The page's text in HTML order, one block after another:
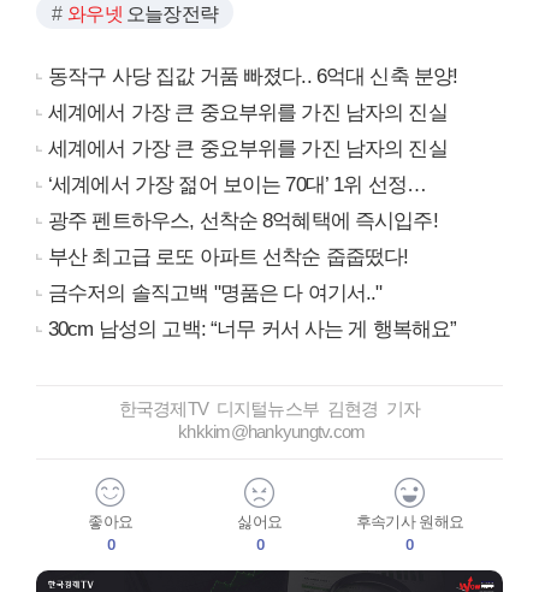
와우넷 오늘장전략
동작구 사당 집값 거품 빠졌다.. 6억대 신축 분양!
세계에서 가장 큰 중요부위를 가진 남자의 진실
세계에서 가장 큰 중요부위를 가진 남자의 진실
‘세계에서 가장 젊어 보이는 70대’ 1위 선정…
광주 펜트하우스, 선착순 8억혜택에 즉시입주!
부산 최고급 로또 아파트 선착순 줍줍떴다!
금수저의 솔직고백 "명품은 다 여기서.."
30cm 남성의 고백: “너무 커서 사는 게 행복해요”
한국경제TV 디지털뉴스부 김현경 기자
khkkim@hankyungtv.com
좋아요
0
싫어요
0
후속기사 원해요
0